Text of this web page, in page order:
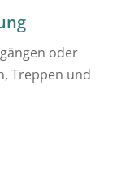
oder
Treppen und